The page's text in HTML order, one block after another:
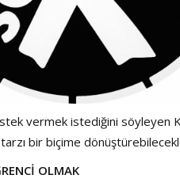
vermek istediğini söyleyen
tarzı bir biçime
OLMAK